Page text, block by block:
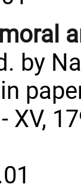
by
XV,